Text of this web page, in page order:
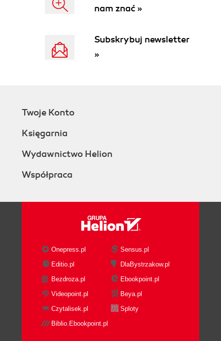
nam znać »
Subskrybuj newsletter
»
Twoje Konto
Księgarnia
Wydawnictwo Helion
Współpraca
Onepress.pl
Sensus.pl
Editio.pl
DlaBystrzakow.pl
Bezdroza.pl
Ebookpoint.pl
Videopoint.pl
Beya.pl
Czytalisek.pl
Sploty
Biblio.Ebookpoint.pl